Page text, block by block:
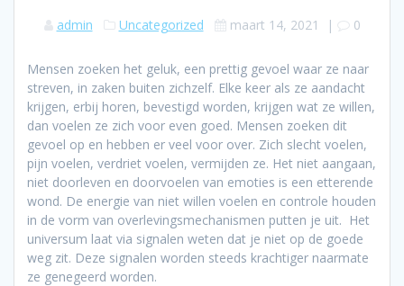
admin Uncategorized maart 14, 2021 | 0
Mensen zoeken het geluk, een prettig gevoel waar ze naar
streven, in zaken buiten zichzelf. Elke keer als ze aandacht
krijgen, erbij horen, bevestigd worden, krijgen wat ze willen,
dan voelen ze zich voor even goed. Mensen zoeken dit
gevoel op en hebben er veel voor over. Zich slecht voelen,
pijn voelen, verdriet voelen, vermijden ze. Het niet aangaan,
niet doorleven en doorvoelen van emoties is een etterende
wond. De energie van niet willen voelen en controle houden
in de vorm van overlevingsmechanismen putten je uit. Het
universum laat via signalen weten dat je niet op de goede
weg zit. Deze signalen worden steeds krachtiger naarmate
ze genegeerd worden.